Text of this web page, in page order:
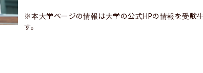
※本大学ページの情報は大学の公式HPの情報を受験
す。